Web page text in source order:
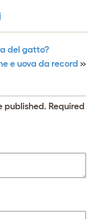
del gatto?
e uova da record »
published. Required